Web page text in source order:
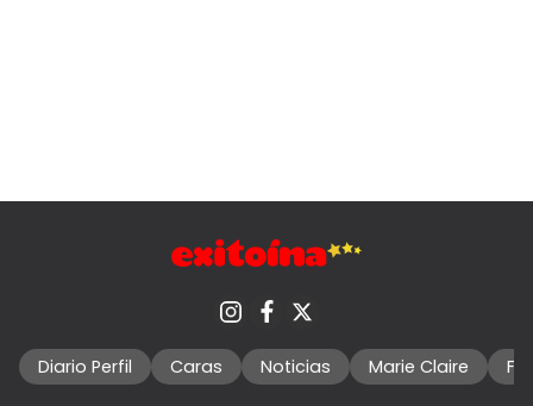
Diario Perfil Caras Noticias Marie Claire